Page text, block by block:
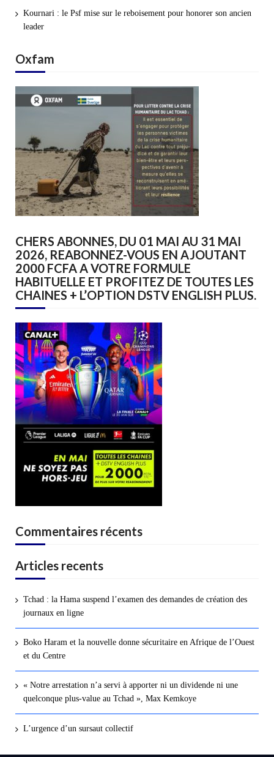
Kournari : le Psf mise sur le reboisement pour honorer son ancien
leader
Oxfam
CHERS ABONNES, DU 01 MAI AU 31 MAI
2026, REABONNEZ-VOUS EN AJOUTANT
2000 FCFA A VOTRE FORMULE
HABITUELLE ET PROFITEZ DE TOUTES LES
CHAINES + L’OPTION DSTV ENGLISH PLUS.
Commentaires récents
Articles recents
Tchad : la Hama suspend l’examen des demandes de création des
journaux en ligne
Boko Haram et la nouvelle donne sécuritaire en Afrique de l’Ouest
et du Centre
« Notre arrestation n’a servi à apporter ni un dividende ni une
quelconque plus-value au Tchad », Max Kemkoye
L’urgence d’un sursaut collectif